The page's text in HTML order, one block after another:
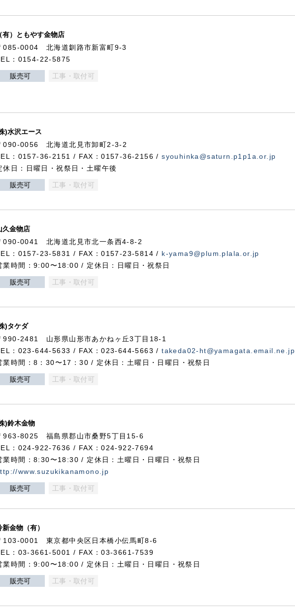
有）ともやす金物店
085-0004 北海道釧路市新富町9-3
：0154-22-5875
販売可 工事・取付可
)水沢エース
090-0056 北海道北見市卸町2-3-2
：0157-36-2151 / FAX：0157-36-2156 /syouhinka@saturn.p1p1a.or.jp
休日：日曜日・祝祭日・土曜午後
販売可 工事・取付可
久金物店
090-0041 北海道北見市北一条西4-8-2
：0157-23-5831 / FAX：0157-23-5814 / k-yama9@plum.plala.or.jp
業時間：9:00〜18:00 / 定休日：日曜日・祝祭日
販売可 工事・取付可
)タケダ
990-2481 山形県山形市あかねヶ丘3丁目18-1
：023-644-5633 / FAX：023-644-5663 /takeda02-ht@yamagata.email.ne.jp
業時間：8：30〜17：30 / 定休日：土曜日・日曜日・祝祭日
販売可 工事・取付可
)鈴木金物
963-8025 福島県郡山市桑野5丁目15-6
：024-922-7636 / FAX：024-922-7694
業時間：8:30〜18:30 / 定休日：土曜日・日曜日・祝祭日
www.suzukikanamono.jp
販売可 工事・取付可
新金物（有）
103-0001 東京都中央区日本橋小伝馬町8-6
：03-3661-5001 / FAX：03-3661-7539
業時間：9:00〜18:00 / 定休日：土曜日・日曜日・祝祭日
販売可 工事・取付可